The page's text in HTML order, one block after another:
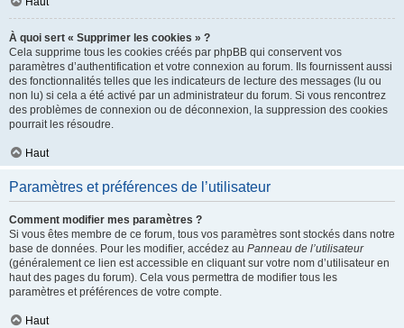
À quoi sert « Supprimer les cookies » ?
Cela supprime tous les cookies créés par phpBB qui conservent vos
paramètres d’authentification et votre connexion au forum. Ils fournissent aussi
des fonctionnalités telles que les indicateurs de lecture des messages (lu ou
non lu) si cela a été activé par un administrateur du forum. Si vous rencontrez
des problèmes de connexion ou de déconnexion, la suppression des cookies
pourrait les résoudre.
Haut
Paramètres et préférences de l’utilisateur
Comment modifier mes paramètres ?
Si vous êtes membre de ce forum, tous vos paramètres sont stockés dans notre
base de données. Pour les modifier, accédez au Panneau de l’utilisateur
(généralement ce lien est accessible en cliquant sur votre nom d’utilisateur en
haut des pages du forum). Cela vous permettra de modifier tous les
paramètres et préférences de votre compte.
Haut